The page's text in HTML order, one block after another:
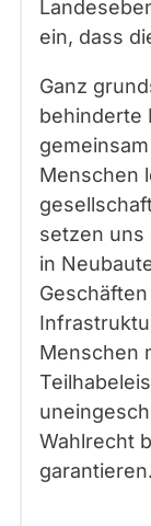
ein, dass
Ganz
behinderte
Menschen
setzen
in
Menschen
Wahlrecht
garantieren.